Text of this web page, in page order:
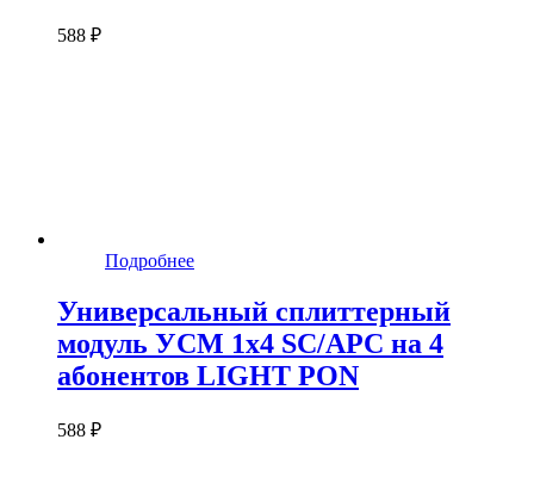
588 ₽
Подробнее
Универсальный сплиттерный
модуль УСМ 1х4 SC/APC на 4
абонентов LIGHT PON
588 ₽